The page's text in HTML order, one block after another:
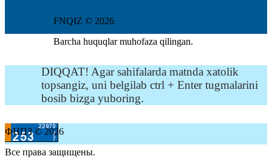
FNQIZ © 2026
Barcha huquqlar muhofaza qilingan.
DIQQAT! Agar sahifalarda matnda xatolik
topsangiz, uni belgilab ctrl + Enter tugmalarini
bosib bizga yuboring.
ФНПЗ © 2026
Все права защищены.